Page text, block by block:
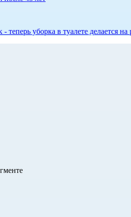
уборка в туалете делается на